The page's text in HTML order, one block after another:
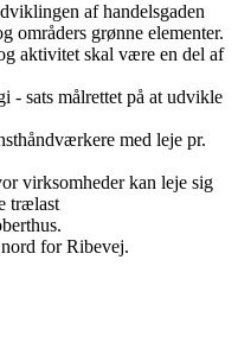
af handelsgaden
områders grønne elementer.
aktivitet skal være en del af
- sats målrettet på at udvikle
med leje pr.
virksomheder kan leje sig
trælast
for Ribevej.